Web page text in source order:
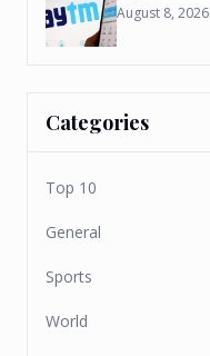
August 8, 2026
Categories
Top 10
General
Sports
World